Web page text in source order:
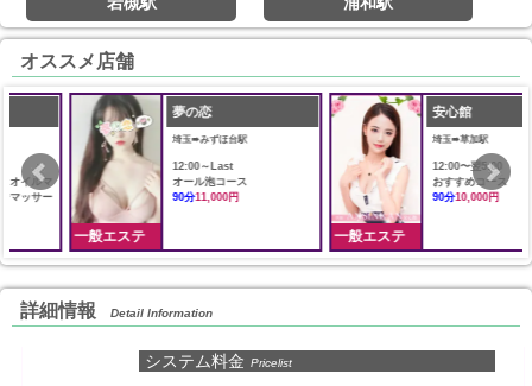
オススメ店舗
一般エステ
夢の恋
埼玉➠みずほ台駅
12:00～Last
オール泡コース
90分
11,000円
一般エステ
安心館
埼玉➠草加駅
12:00〜翌5:00
おすすめコース
10,000円
詳細情報 Detail Information
システム料金 Pricelist